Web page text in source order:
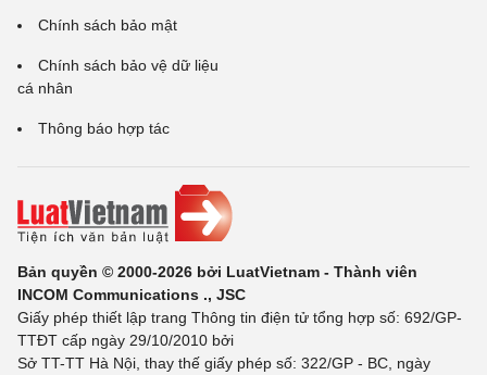
Chính sách bảo mật
Chính sách bảo vệ dữ liệu
cá nhân
Thông báo hợp tác
Bản quyền © 2000-2026 bởi LuatVietnam - Thành viên
INCOM Communications ., JSC
Giấy phép thiết lập trang Thông tin điện tử tổng hợp số: 692/GP-
TTĐT cấp ngày 29/10/2010 bởi
Sở TT-TT Hà Nội, thay thế giấy phép số: 322/GP - BC, ngày